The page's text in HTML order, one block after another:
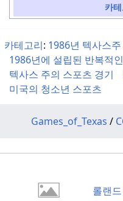
카
카테고리: 1986년 텍사스주
1986년에 설립된 반복적
텍사스 주의 스포츠 경기
미국의 청소년 스포츠
Games_of_Texas /
롤랜